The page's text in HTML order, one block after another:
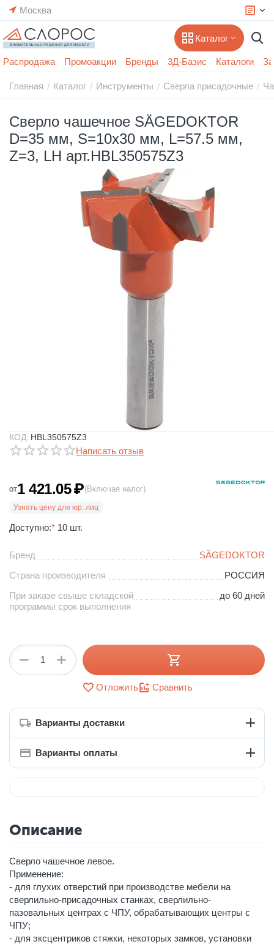
Москва
Каталог
Распродажа Промоакции Бренды 3Д-Базис Каталоги
Главная / Каталог / Инструменты / Сверла присадочные /
Сверло чашечное SÄGEDOKTOR
D=35 мм, S=10х30 мм, L=57.5 мм,
Z=3, LH арт.HBL350575Z3
КОД: HBL350575Z3
Написать отзыв
от1 421.05₽(Включая налог)
Узнать цену для юр. лиц
Доступно:* 10 шт.
Бренд
SÄGEDOKTOR
Страна производителя
РОССИЯ
При заказе свыше складской
программы срок выполнения
до 60 дней
+
−
Отложить Сравнить
Варианты доставки
Варианты оплаты
Описание
Сверло чашечное левое.
Применение:
- для глухих отверстий при производстве мебели на
сверлильно-присадочных станках, сверлильно-
пазовальных центрах с ЧПУ, обрабатывающих центры с
ЧПУ;
- для эксцентриков стяжки, некоторых замков, установки